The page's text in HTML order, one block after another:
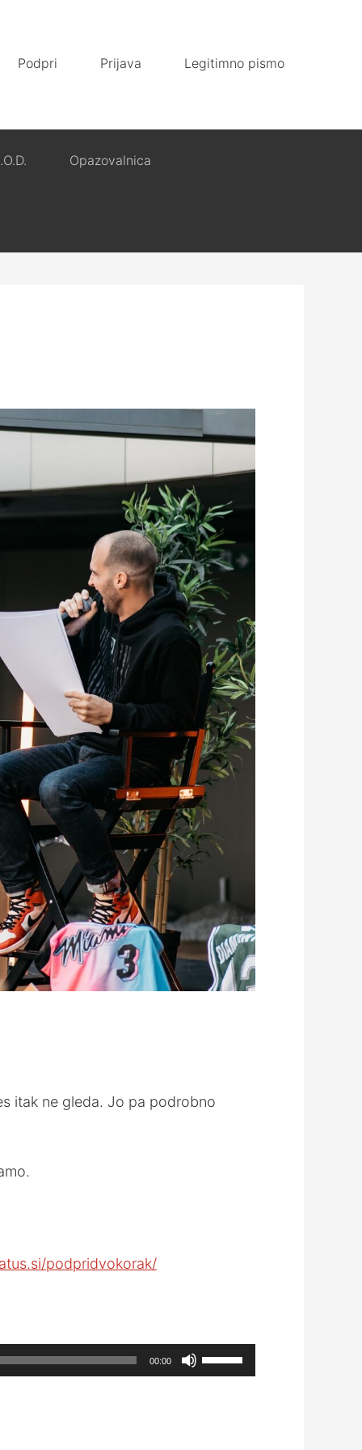
Podpri Prijava Legitimno pismo
Opazovalnica
itak ne gleda. Jo pa podrobno
podpridvokorak/
00:00
Use
Up/Down